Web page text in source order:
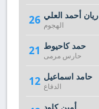
26 ريان أحمد العلي
الهجوم
21 حمد كاحيوط
حارس مرمى
12 حامد اسماعيل
الدفاع